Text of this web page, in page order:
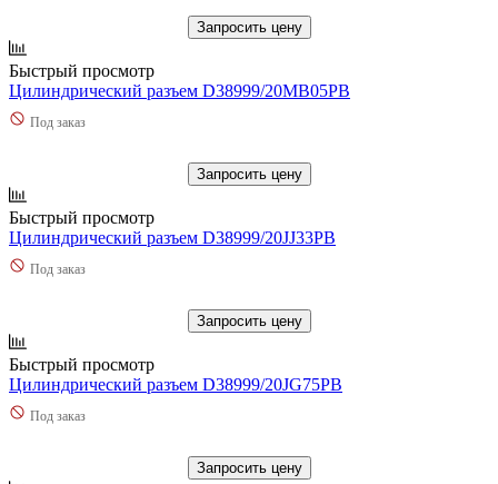
Запросить цену
Быстрый просмотр
Цилиндрический разъем D38999/20MB05PB
Под заказ
Запросить цену
Быстрый просмотр
Цилиндрический разъем D38999/20JJ33PB
Под заказ
Запросить цену
Быстрый просмотр
Цилиндрический разъем D38999/20JG75PB
Под заказ
Запросить цену